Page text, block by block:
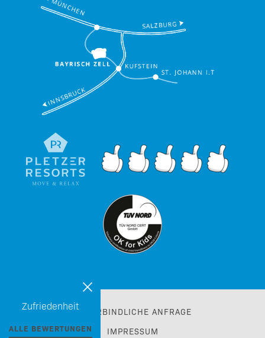
Zufriedenheit
ALLE BEWERTUNGEN
UNVERBINDLICHE ANFRAGE
IMPRESSUM